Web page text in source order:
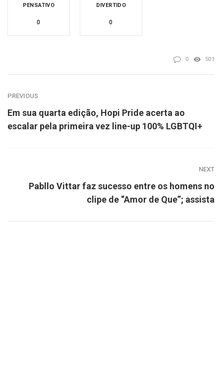
PENSATIVO
0
DIVERTIDO
0
0 501
PREVIOUS
Em sua quarta edição, Hopi Pride acerta ao
escalar pela primeira vez line-up 100% LGBTQI+
NEXT
Pabllo Vittar faz sucesso entre os homens no
clipe de “Amor de Que”; assista